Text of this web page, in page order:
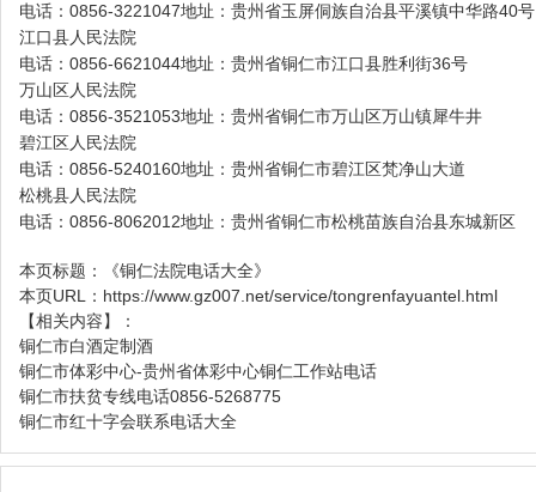
电话：0856-3221047地址：贵州省玉屏侗族自治县平溪镇中华路40号
江口县人民法院
电话：0856-6621044地址：贵州省铜仁市江口县胜利街36号
万山区人民法院
电话：0856-3521053地址：贵州省铜仁市万山区万山镇犀牛井
碧江区人民法院
电话：0856-5240160地址：贵州省铜仁市碧江区梵净山大道
松桃县人民法院
电话：0856-8062012地址：贵州省铜仁市松桃苗族自治县东城新区
本页标题：
《铜仁法院电话大全》
本页URL： https://www.gz007.net/service/tongrenfayuantel.html
【相关内容】：
铜仁市白酒定制酒
铜仁市体彩中心-贵州省体彩中心铜仁工作站电话
铜仁市扶贫专线电话0856-5268775
铜仁市红十字会联系电话大全